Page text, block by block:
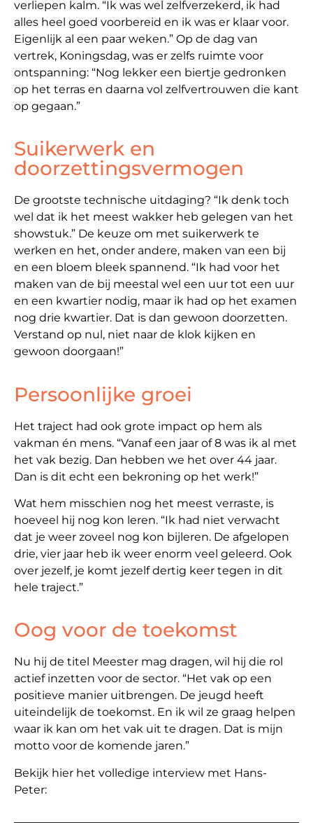
verliepen kalm. “Ik was wel zelfverzekerd, ik had
alles heel goed voorbereid en ik was er klaar voor.
Eigenlijk al een paar weken.” Op de dag van
vertrek, Koningsdag, was er zelfs ruimte voor
ontspanning: “Nog lekker een biertje gedronken
op het terras en daarna vol zelfvertrouwen die kant
op gegaan.”
Suikerwerk en
doorzettingsvermogen
De grootste technische uitdaging? “Ik denk toch
wel dat ik het meest wakker heb gelegen van het
showstuk.” De keuze om met suikerwerk te
werken en het, onder andere, maken van een bij
en een bloem bleek spannend. “Ik had voor het
maken van de bij meestal wel een uur tot een uur
en een kwartier nodig, maar ik had op het examen
nog drie kwartier. Dat is dan gewoon doorzetten.
Verstand op nul, niet naar de klok kijken en
gewoon doorgaan!”
Persoonlijke groei
Het traject had ook grote impact op hem als
vakman én mens. “Vanaf een jaar of 8 was ik al met
het vak bezig. Dan hebben we het over 44 jaar.
Dan is dit echt een bekroning op het werk!”
Wat hem misschien nog het meest verraste, is
hoeveel hij nog kon leren. “Ik had niet verwacht
dat je weer zoveel nog kon bijleren. De afgelopen
drie, vier jaar heb ik weer enorm veel geleerd. Ook
over jezelf, je komt jezelf dertig keer tegen in dit
hele traject.”
Oog voor de toekomst
Nu hij de titel Meester mag dragen, wil hij die rol
actief inzetten voor de sector. “Het vak op een
positieve manier uitbrengen. De jeugd heeft
uiteindelijk de toekomst. En ik wil ze graag helpen
waar ik kan om het vak uit te dragen. Dat is mijn
motto voor de komende jaren.”
Bekijk hier het volledige interview met Hans-
Peter: